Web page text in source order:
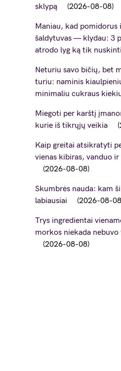
sklypą
2026-08-08
Maniau, kad pomidorus
šaldytuvas — klydau: 3
atrodo lyg ką tik nuskinti
Neturiu savo bičių, bet
turiu: naminis
minimaliu cukraus
Miegoti per karštį
kurie iš tikrųjų veikia
Kaip greitai atsikratyti
vienas kibiras, vanduo ir
2026-08-08
Skumbrės nauda: kam
labiausiai
2026-08-08
Trys ingredientai
morkos niekada
2026-08-08